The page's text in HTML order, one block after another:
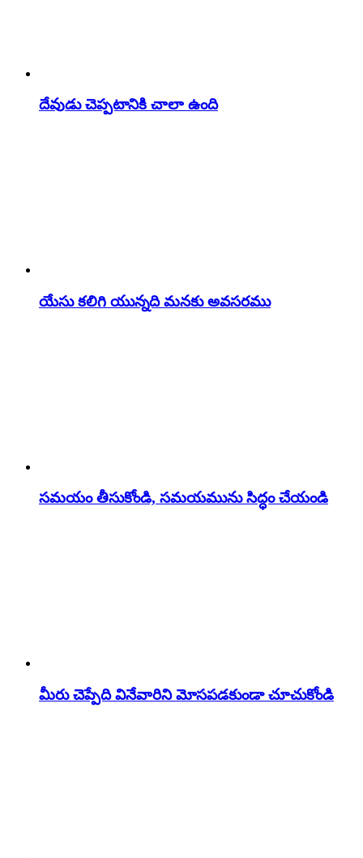
దేవుడు చెప్పటానికి చాలా ఉంది
యేసు కలిగి యున్నది మనకు అవసరము
సమయం తీసుకోండి, సమయమును సిద్ధం చేయండి
మీరు చెప్పేది వినేవారిని మోసపడకుండా చూచుకోండి